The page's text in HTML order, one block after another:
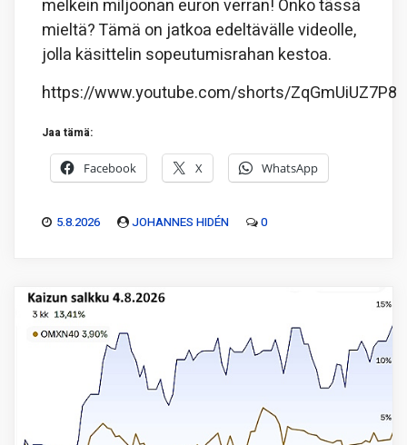
melkein miljoonan euron verran! Onko tässä
mieltä? Tämä on jatkoa edeltävälle videolle,
jolla käsittelin sopeutumisrahan kestoa.
https://www.youtube.com/shorts/ZqGmUiUZ7P8
Jaa tämä:
Facebook X WhatsApp
5.8.2026 JOHANNES HIDÉN 0